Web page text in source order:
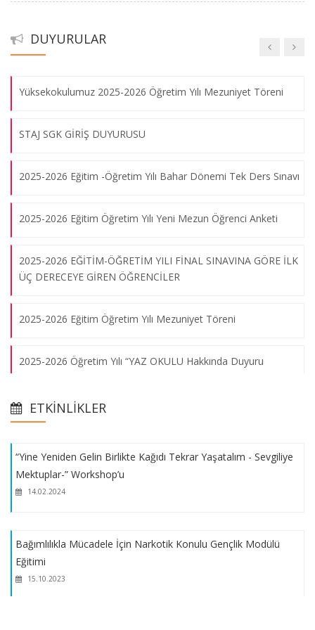
DUYURULAR
ZORUNLU ORTAK KÜLTÜR DERSLERİNE AİT SINAV DERSLİK
Yüksekokulumuz 2025-2026 Öğretim Yılı Mezuniyet Töreni
STAJ SGK GİRİŞ DUYURUSU
2025-2026 Eğitim -Öğretim Yılı Bahar Dönemi Tek Ders Sınavı
2025-2026 Eğitim Öğretim Yılı Yeni Mezun Öğrenci Anketi
2025-2026 EĞİTİM-ÖĞRETİM YILI FİNAL SINAVINA GÖRE İLK
ÜÇ DERECEYE GİREN ÖĞRENCİLER
2025-2026 Eğitim Öğretim Yılı Mezuniyet Töreni
2025-2026 Öğretim Yılı “YAZ OKULU Hakkında Duyuru
Yaz Okulunu Başka Bir Üniversite veya Birimden Alma
2025-2026 Eğitim Öğretim Yıllı Yaz Stajı Başvuru Süresinin
2025-2026 Eğitim Öğretim Yılı Yaz Stajı Uygulaması Hakında
Duyuru
ETKINLIKLER
“Yine Yeniden Gelin Birlikte Kağıdı Tekrar Yaşatalım - Sevgiliye
14.02.2024
Bağımlılıkla Mücadele İçin Narkotik Konulu Gençlik Modülü
15.10.2023
“Yine Yeniden Gelin Birlikte Kağıdı Tekrar Yaşatalım - Sevgiliye
Mektuplar-” Workshop’u
14.02.2024
Bağımlılıkla Mücadele İçin Narkotik Konulu Gençlik Modülü
Eğitimi
15.10.2023